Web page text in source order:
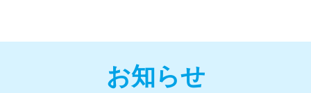
お知らせ